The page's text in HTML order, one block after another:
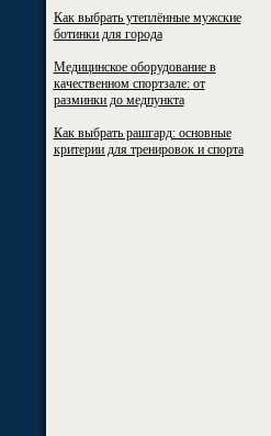
Как выбрать утеплённые мужские
ботинки для города
Медицинское оборудование в
качественном спортзале: от
разминки до медпункта
Как выбрать рашгард: основные
критерии для тренировок и спорта